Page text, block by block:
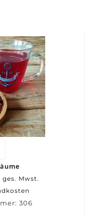
ges. Mwst.
306